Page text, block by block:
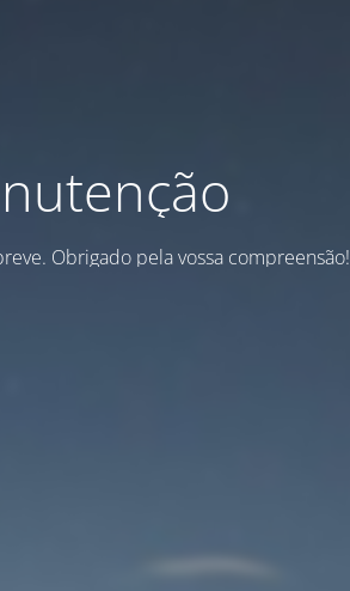
Obrigado pela vossa compreensão!